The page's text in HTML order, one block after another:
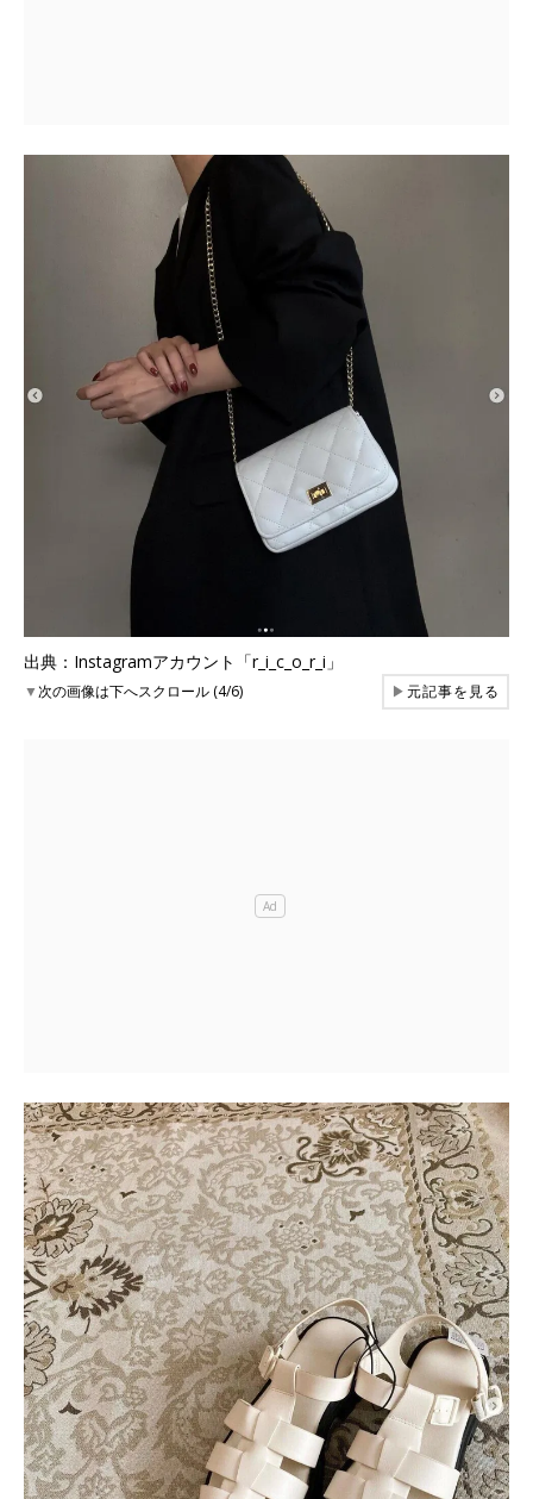
出典：Instagramアカウント「r_i_c_o_r_i」
▼次の画像は下へスクロール (4/6) ▶元記事を見る